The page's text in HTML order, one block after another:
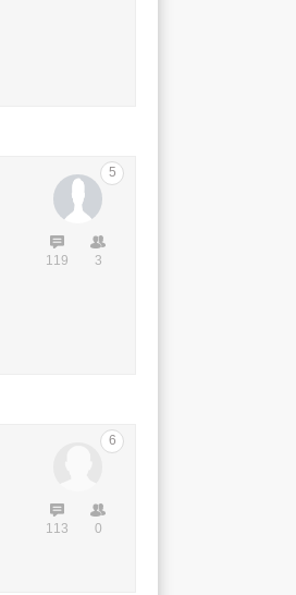
5
3
119
6
0
113